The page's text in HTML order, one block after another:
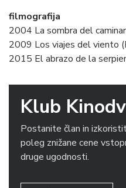
filmografija
2004 La sombra del
2009 Los viajes del viento
2015 El abrazo de la
Klub
Postanite član in
poleg znižane cene
druge ugodnosti.